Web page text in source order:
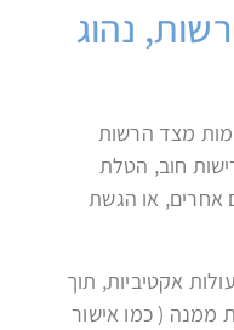
נהוג
מצד הרשות
חוב, הטלת
אחרים, או הגשת
אקטיביות, תוך
ממנה ( כמו אישור